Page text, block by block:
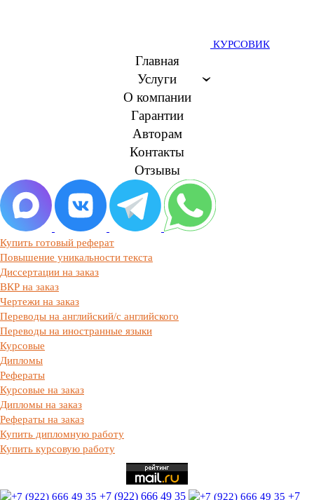
КУРСОВИК
Главная
Услуги
О компании
Гарантии
Авторам
Контакты
Отзывы
Купить готовый реферат
Повышение уникальности текста
Диссертации на заказ
ВКР на заказ
Чертежи на заказ
Переводы на английский/с английского
Переводы на иностранные языки
Курсовые
Дипломы
Рефераты
Курсовые на заказ
Дипломы на заказ
Рефераты на заказ
Купить дипломную работу
Купить курсовую работу
+7 (922) 666 49 35 +7